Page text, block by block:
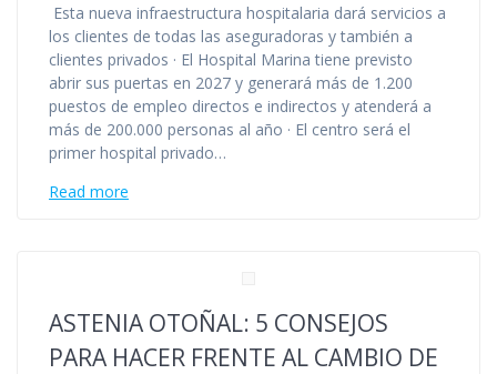
Esta nueva infraestructura hospitalaria dará servicios a
los clientes de todas las aseguradoras y también a
clientes privados · El Hospital Marina tiene previsto
abrir sus puertas en 2027 y generará más de 1.200
puestos de empleo directos e indirectos y atenderá a
más de 200.000 personas al año · El centro será el
primer hospital privado…
Read more
ASTENIA OTOÑAL: 5 CONSEJOS
PARA HACER FRENTE AL CAMBIO DE